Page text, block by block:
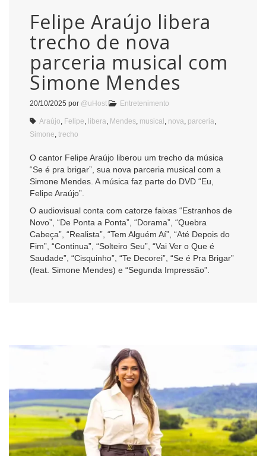
Felipe Araújo libera
trecho de nova
parceria musical com
Simone Mendes
20/10/2025 por @uHost Entretenimento
Araújo Felipe libera Mendes musical nova parceria
Simone trecho
O cantor Felipe Araújo liberou um trecho da música
“Se é pra brigar”, sua nova parceria musical com a
Simone Mendes. A música faz parte do DVD “Eu,
Felipe Araújo”.
O audiovisual conta com catorze faixas “Estranhos de
Novo”, “De Ponta a Ponta”, “Dorama”, “Quebra
Cabeça”, “Realista”, “Tem Alguém Aí”, “Até Depois do
Fim”, “Continua”, “Solteiro Seu”, “Vai Ver o Que é
Saudade”, “Cisquinho”, “Te Decorei”, “Se é Pra Brigar”
(feat. Simone Mendes) e “Segunda Impressão”.